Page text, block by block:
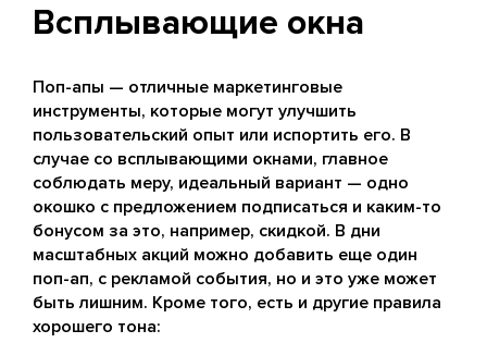
Всплывающие окна
Поп-апы — отличные маркетинговые
инструменты, которые могут улучшить
пользовательский опыт или испортить его. В
случае со всплывающими окнами, главное
соблюдать меру, идеальный вариант — одно
окошко с предложением подписаться и каким-то
бонусом за это, например, скидкой. В дни
масштабных акций можно добавить еще один
поп-ап, с рекламой события, но и это уже может
быть лишним. Кроме того, есть и другие правила
хорошего тона: